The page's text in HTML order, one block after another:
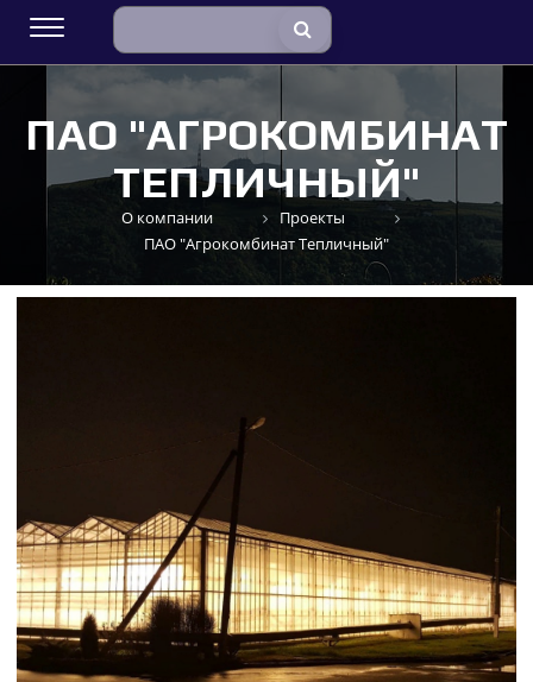
ПАО "АГРОКОМБИНАТ
ТЕПЛИЧНЫЙ"
О компании
Проекты
ПАО "Агрокомбинат Тепличный"